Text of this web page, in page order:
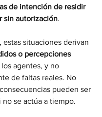
de intención de residir
sin autorización.
estas situaciones derivan
o percepciones
agentes, y no
de faltas reales. No
pueden ser
no se actúa a tiempo.